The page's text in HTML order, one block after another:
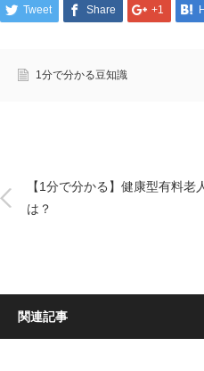
Tweet Share +1
1分で分かる豆知識
【1分で分かる】健康型有料老
は？
関連記事